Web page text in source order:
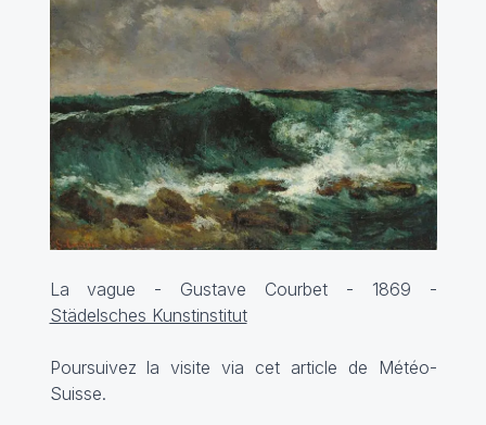
La vague - Gustave Courbet - 1869 -
Städelsches Kunstinstitut
Poursuivez la visite via cet article de Météo-
Suisse.